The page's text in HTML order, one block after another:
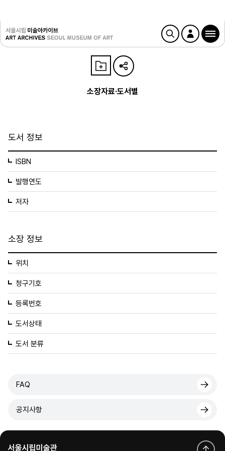
소장자료·도서별
도서 정보
ISBN
발행연도
저자
소장 정보
위치
청구기호
등록번호
도서상태
도서 분류
FAQ
공지사항